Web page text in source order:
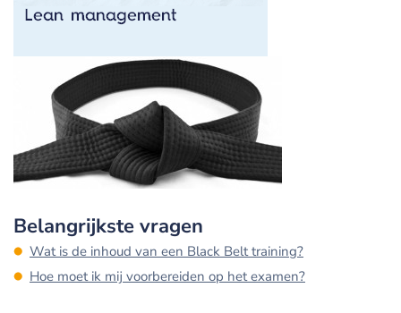
Belangrijkste vragen
Wat is de inhoud van een Black Belt training?
Hoe moet ik mij voorbereiden op het examen?